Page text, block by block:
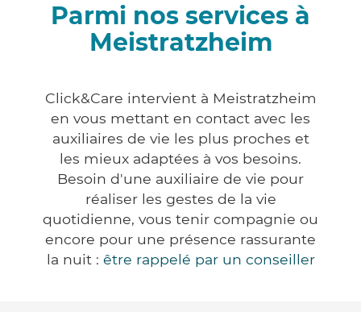
Parmi nos services à
Meistratzheim
Click&Care intervient à Meistratzheim
en vous mettant en contact avec les
auxiliaires de vie les plus proches et
les mieux adaptées à vos besoins.
Besoin d'une auxiliaire de vie pour
réaliser les gestes de la vie
quotidienne, vous tenir compagnie ou
encore pour une présence rassurante
la nuit : être rappelé par un conseiller